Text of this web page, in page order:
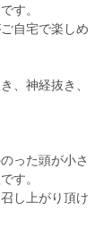
す。
自宅で楽しめ
、神経抜き、
った頭が小さ
す。
し上がり頂け